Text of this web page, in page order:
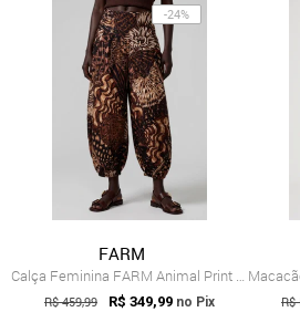
-24%
FARM
Calça Feminina FARM Animal Print Marrom
R$ 459,99 R$ 349,99 no Pix R$